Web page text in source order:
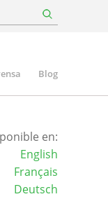
Blog
en:
English
Français
Deutsch